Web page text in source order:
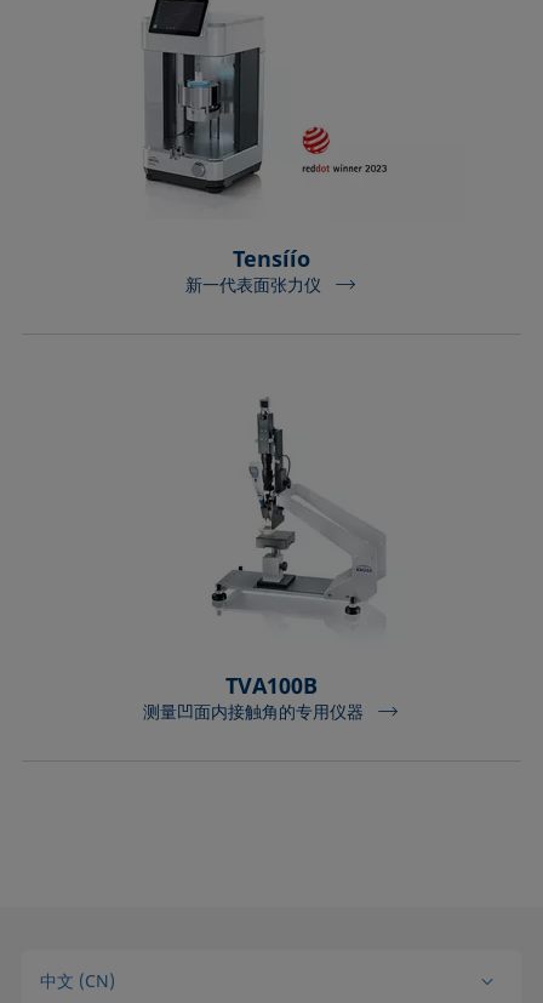
Tensíío
新一代表面张力仪
TVA100B
测量凹面内接触角的专用仪器
中文 (CN)